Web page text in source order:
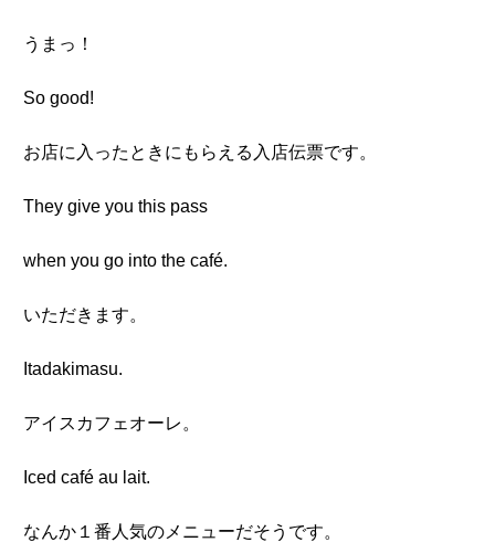
うまっ！
So good!
お店に入ったときにもらえる入店伝票です。
They give you this pass
when you go into the café.
いただきます。
Itadakimasu.
アイスカフェオーレ。
Iced café au lait.
なんか１番人気のメニューだそうです。